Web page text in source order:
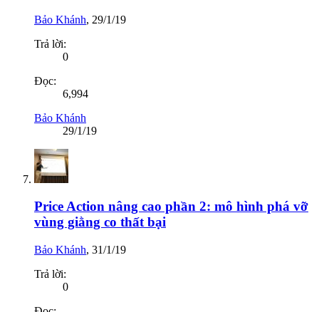
Bảo Khánh, 29/1/19
Trả lời:
0
Đọc:
6,994
Bảo Khánh
29/1/19
Price Action nâng cao phần 2: mô hình phá vỡ
vùng giằng co thất bại
Bảo Khánh, 31/1/19
Trả lời:
0